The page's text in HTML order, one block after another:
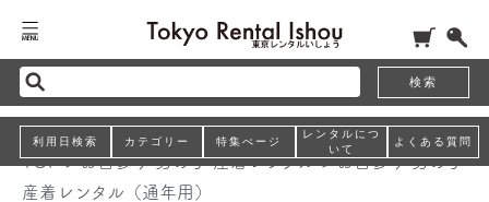
検索
利用日検索 カテゴリー 特集ぺージ
レンタルにつ
いて
よくある質問
TOP>お宮参り 男の子 産着レンタル>お宮参り 男の子
産着レンタル（通年用）